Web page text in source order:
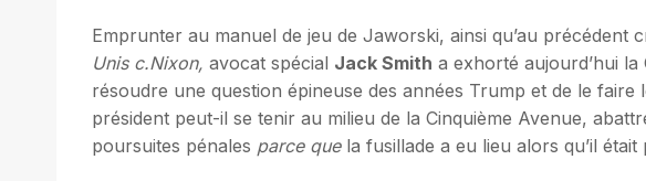
Emprunter au manuel de jeu de Jaworski, ainsi qu’au précédent
Unis c.Nixon, avocat spécial Jack Smith a exhorté aujourd’hui
résoudre une question épineuse des années Trump et de le faire
président peut-il se tenir au milieu de la Cinquième Avenue,
poursuites pénales parce quela fusillade a eu lieu alors qu’il était